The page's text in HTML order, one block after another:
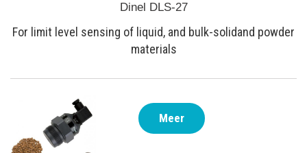
Dinel DLS-27
For limit level sensing of liquid, and bulk-solidand powder
materials
Meer